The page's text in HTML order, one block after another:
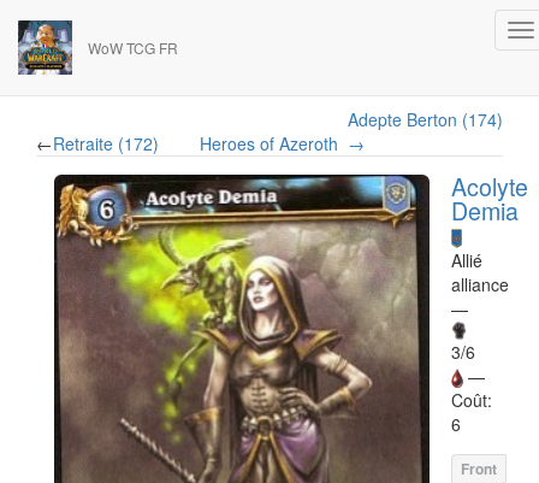
WoW TCG FR
←Retraite (172) Heroes of Azeroth
Adepte Berton (174)
→
Acolyte
Demia
Allié
alliance
—
3/6
—
Coût:
6